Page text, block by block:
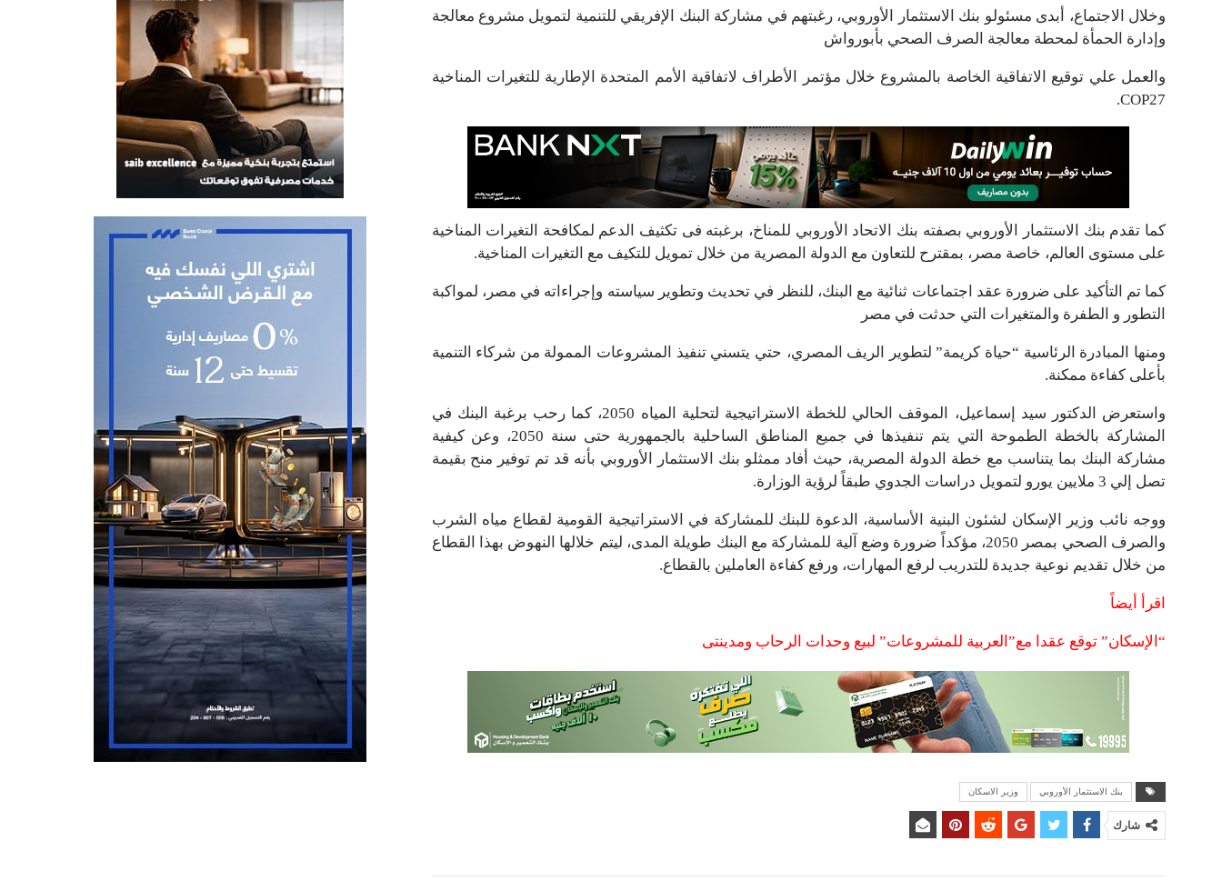
وخلال الاجتماع، أبدى مسئولو بنك الاستثمار الأوروبي، رغبتهم في مشاركة البنك الإفريقي للتنمية لتمويل مشروع معالجة
وإدارة الحمأة لمحطة معالجة الصرف الصحي بأبورواش
والعمل علي توقيع الاتفاقية الخاصة بالمشروع خلال مؤتمر الأطراف لاتفاقية الأمم المتحدة الإطارية للتغيرات المناخية
COP27.
كما تقدم بنك الاستثمار الأوروبي بصفته بنك الاتحاد الأوروبي للمناخ، برغبته فى تكثيف الدعم لمكافحة التغيرات المناخية
على مستوى العالم، خاصة مصر، بمقترح للتعاون مع الدولة المصرية من خلال تمويل للتكيف مع التغيرات المناخية.
كما تم التأكيد على ضرورة عقد اجتماعات ثنائية مع البنك، للنظر في تحديث وتطوير سياسته وإجراءاته في مصر، لمواكبة
التطور و الطفرة والمتغيرات التي حدثت في مصر
ومنها المبادرة الرئاسية “حياة كريمة” لتطوير الريف المصري، حتي يتسني تنفيذ المشروعات الممولة من شركاء التنمية
بأعلى كفاءة ممكنة.
واستعرض الدكتور سيد إسماعيل، الموقف الحالي للخطة الاستراتيجية لتحلية المياه 2050، كما رحب برغبة البنك في
المشاركة بالخطة الطموحة التي يتم تنفيذها في جميع المناطق الساحلية بالجمهورية حتى سنة 2050، وعن كيفية
مشاركة البنك بما يتناسب مع خطة الدولة المصرية، حيث أفاد ممثلو بنك الاستثمار الأوروبي بأنه قد تم توفير منح بقيمة
تصل إلي 3 ملايين يورو لتمويل دراسات الجدوي طبقاً لرؤية الوزارة.
ووجه نائب وزير الإسكان لشئون البنية الأساسية، الدعوة للبنك للمشاركة في الاستراتيجية القومية لقطاع مياه الشرب
والصرف الصحي بمصر 2050، مؤكداً ضرورة وضع آلية للمشاركة مع البنك طويلة المدى، ليتم خلالها النهوض بهذا القطاع
من خلال تقديم نوعية جديدة للتدريب لرفع المهارات، ورفع كفاءة العاملين بالقطاع.
اقرأ أيضاً
“الإسكان” توقع عقدا مع”العربية للمشروعات” لبيع وحدات الرحاب ومدينتى
بنك الاستثمار الأوروبي وزير الاسكان
شارك